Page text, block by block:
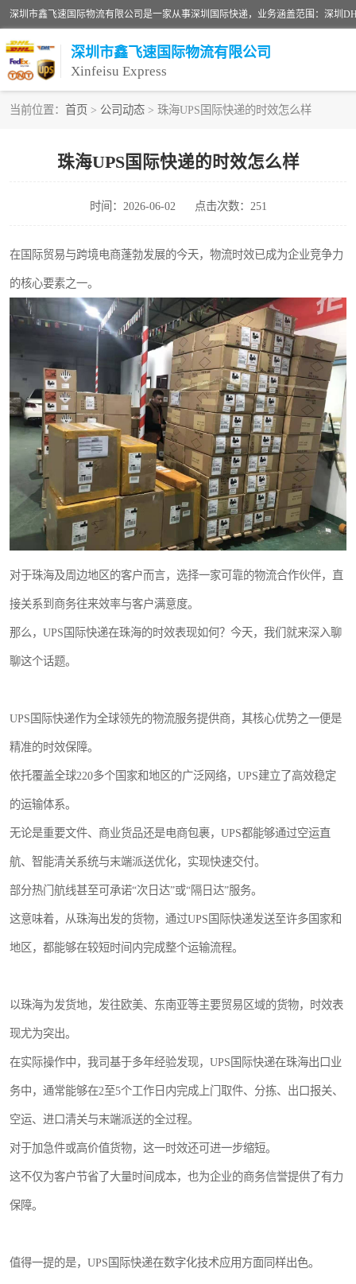
深圳市鑫飞速国际物流有限公司
Xinfeisu Express
当前位置： 首页 > 公司动态 > 珠海UPS国际快递的时效怎么样
珠海UPS国际快递的时效怎么样
时间：2026-06-02 点击次数：251
在国际贸易与跨境电商蓬勃发展的今天，物流时效已成为企业竞争力
的核心要素之一。
对于珠海及周边地区的客户而言，选择一家可靠的物流合作伙伴，直
接关系到商务往来效率与客户满意度。
那么，UPS国际快递在珠海的时效表现如何？今天，我们就来深入聊
聊这个话题。
UPS国际快递作为全球领先的物流服务提供商，其核心优势之一便是
精准的时效保障。
依托覆盖全球220多个国家和地区的广泛网络，UPS建立了高效稳定
的运输体系。
无论是重要文件、商业货品还是电商包裹，UPS都能够通过空运直
航、智能清关系统与末端派送优化，实现快速交付。
部分热门航线甚至可承诺“次日达”或“隔日达”服务。
这意味着，从珠海出发的货物，通过UPS国际快递发送至许多国家和
地区，都能够在较短时间内完成整个运输流程。
以珠海为发货地，发往欧美、东南亚等主要贸易区域的货物，时效表
现尤为突出。
在实际操作中，我司基于多年经验发现，UPS国际快递在珠海出口业
务中，通常能够在2至5个工作日内完成上门取件、分拣、出口报关、
空运、进口清关与末端派送的全过程。
对于加急件或高价值货物，这一时效还可进一步缩短。
这不仅为客户节省了大量时间成本，也为企业的商务信誉提供了有力
保障。
值得一提的是，UPS国际快递在数字化技术应用方面同样出色。
深圳DHL国际快递
UPS国际快递
深圳国际物流公司
DHL国际快递电话
新能源电池出口物流